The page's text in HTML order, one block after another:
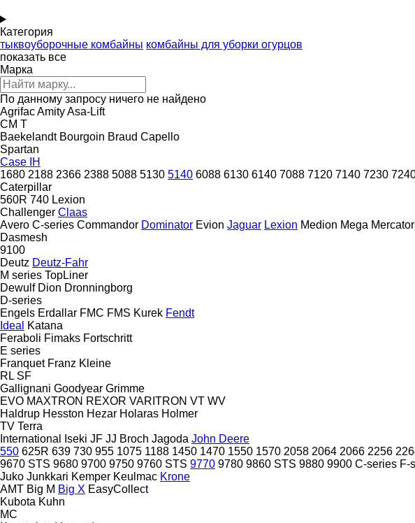
Категория
тыквоуборочные комбайны комбайны для уборки огурцов
показать все
Марка
По данному запросу ничего не найдено
AgrifacAmityAsa-Lift
CM T
Baekelandt Bourgoin Braud Capello
Spartan
Case IH
1680 2188 2366 2388 5088 5130 5140 6088 6130 6140 7088 7120 7140 7230
Caterpillar
560R 740 Lexion
Challenger Claas
Avero C-series Commandor Dominator Evion Jaguar Lexion Medion Mega Mercator
Dasmesh
9100
Deutz Deutz-Fahr
M series TopLiner
Dewulf Dion Dronningborg
D-series
Engels Erdallar FMC FMS Kurek Fendt
Ideal
Katana
Feraboli Fimaks Fortschritt
E series
Franquet Franz Kleine
RL SF
Gallignani Goodyear Grimme
EVO MAXTRON REXOR VARITRON VT WV
Haldrup Hesston Hezar Holaras Holmer
TV Terra
International
Iseki JF JJ Broch Jagoda John Deere
550 625R 639 730 955 1075 1188 1450 1470 1550 1570 2058 2064 2066 2256
9670 STS 9680 9700 9750 9760 STS 9770 9780 9860 STS 9880 9900 C-series F-
Juko Junkkari Kemper Keulmac Krone
AMT Big M Big X EasyCollect
Kubota Kuhn
MC